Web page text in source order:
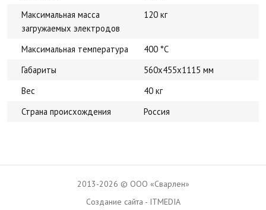
Максимальная масса
загружаемых электродов
120 кг
Максимальная температура
400 °С
Габариты
560х455х1115 мм
Вес
40 кг
Страна происхождения
Россия
2013-2026 © ООО «Сварлен»
Создание сайта - ITMEDIA